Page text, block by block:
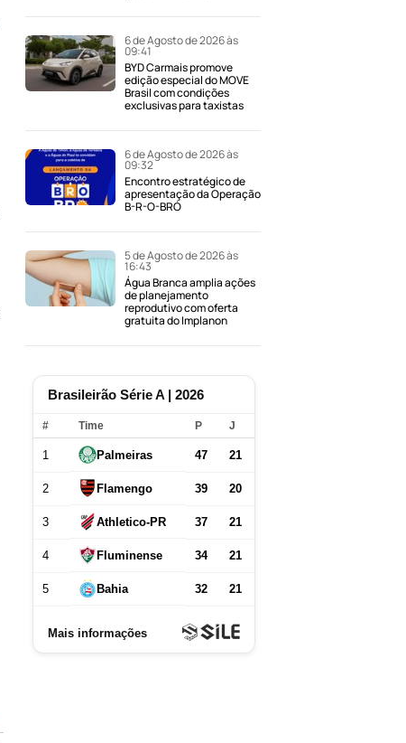
6 de Agosto de 2026 às
09:41
BYD Carmais promove
edição especial do MOVE
Brasil com condições
exclusivas para taxistas
6 de Agosto de 2026 às
09:32
Encontro estratégico de
apresentação da Operação
B-R-O-BRÓ
5 de Agosto de 2026 às
16:43
Água Branca amplia ações
de planejamento
reprodutivo com oferta
gratuita do Implanon